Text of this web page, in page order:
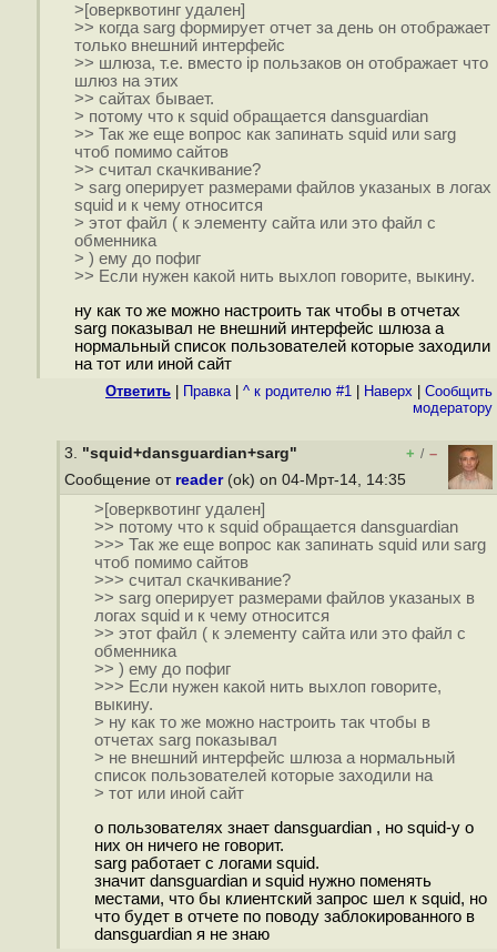
>[оверквотинг удален]
>> когда sarg формирует отчет за день он отображает
только внешний интерфейс
>> шлюза, т.е. вместо ip пользаков он отображает что
шлюз на этих
>> сайтах бывает.
> потому что к squid обращается dansguardian
>> Так же еще вопрос как запинать squid или sarg
чтоб помимо сайтов
>> считал скачкивание?
> sarg оперирует размерами файлов указаных в логах
squid и к чему относится
> этот файл ( к элементу сайта или это файл с
обменника
> ) ему до пофиг
>> Если нужен какой нить выхлоп говорите, выкину.
ну как то же можно настроить так чтобы в отчетах
sarg показывал не внешний интерфейс шлюза а
нормальный список пользователей которые заходили
на тот или иной сайт
Ответить Правка| ^ к родителю #1 Наверх
Cообщить
модератору
3. "squid+dansguardian+sarg" + / –
Сообщение от reader(ok) on 04-Мрт-14, 14:35
>[оверквотинг удален]
>> потому что к squid обращается dansguardian
>>> Так же еще вопрос как запинать squid или sarg
чтоб помимо сайтов
>>> считал скачкивание?
>> sarg оперирует размерами файлов указаных в
логах squid и к чему относится
>> этот файл ( к элементу сайта или это файл с
обменника
>> ) ему до пофиг
>>> Если нужен какой нить выхлоп говорите,
выкину.
> ну как то же можно настроить так чтобы в
отчетах sarg показывал
> не внешний интерфейс шлюза а нормальный
список пользователей которые заходили на
> тот или иной сайт
о пользователях знает dansguardian , но squid-у о
них он ничего не говорит.
sarg работает с логами squid.
значит dansguardian и squid нужно поменять
местами, что бы клиентский запрос шел к squid, но
что будет в отчете по поводу заблокированного в
dansguardian я не знаю